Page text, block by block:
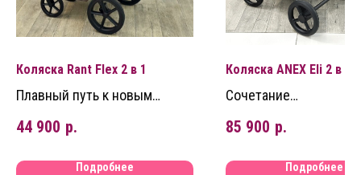
Коляска Rant Flex 2 в 1
Плавный путь к новым
открытиям!
44 900 р.
Подробнее
Коляска ANEX Eli 2 в 1
Сочетание
минималистичности
утонченности с
практичностью
85 900 р.
Подробнее